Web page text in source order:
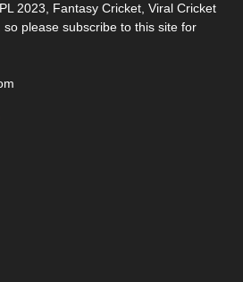
2023, Fantasy Cricket, Viral Cricket
please subscribe to this site for